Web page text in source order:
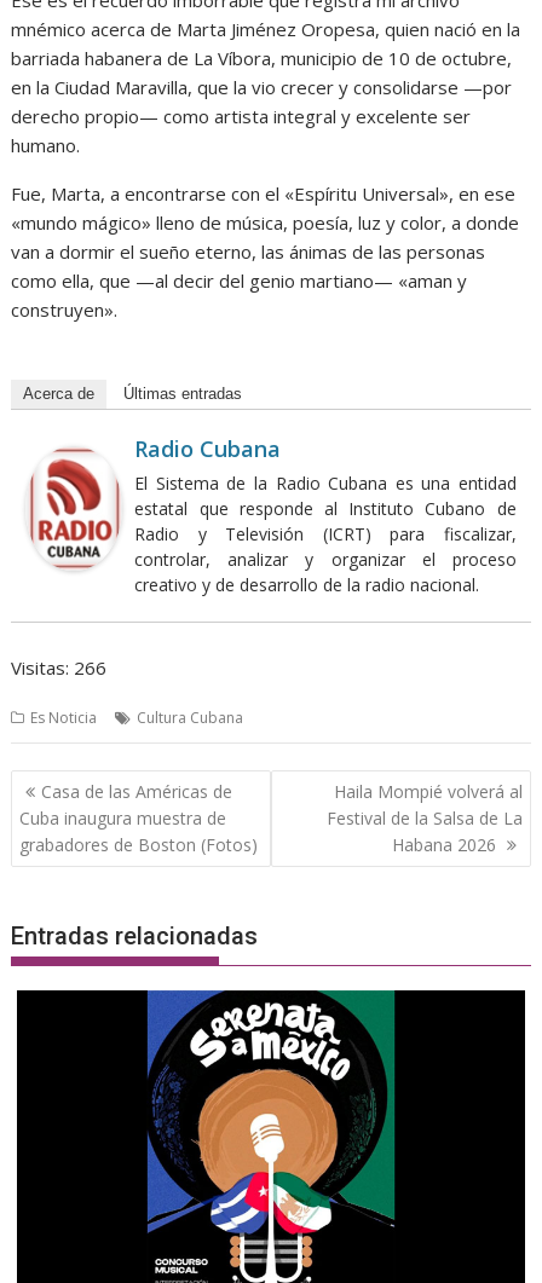
mnémico acerca de Marta Jiménez Oropesa, quien nació en la
barriada habanera de La Víbora, municipio de 10 de octubre,
en la Ciudad Maravilla, que la vio crecer y consolidarse —por
derecho propio— como artista integral y excelente ser
humano.
Fue, Marta, a encontrarse con el «Espíritu Universal», en ese
«mundo mágico» lleno de música, poesía, luz y color, a donde
van a dormir el sueño eterno, las ánimas de las personas
como ella, que —al decir del genio martiano— «aman y
construyen».
Acerca de Últimas entradas
Radio Cubana
El Sistema de la Radio Cubana es una entidad
estatal que responde al Instituto Cubano de
Radio y Televisión (ICRT) para fiscalizar,
controlar, analizar y organizar el proceso
creativo y de desarrollo de la radio nacional.
Visitas: 266
Es Noticia Cultura Cubana
Navegación
de
entradas
Casa de las Américas de
Cuba inaugura muestra de
grabadores de Boston (Fotos)
Haila Mompié volverá al
Festival de la Salsa de La
Habana 2026
Entradas relacionadas